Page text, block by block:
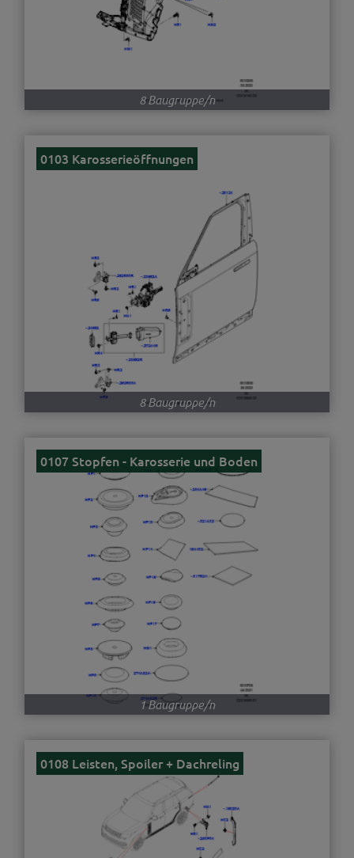
8 Baugruppe/n
0103 Karosserieöffnungen
8 Baugruppe/n
0107 Stopfen - Karosserie und Boden
1 Baugruppe/n
0108 Leisten, Spoiler + Dachreling